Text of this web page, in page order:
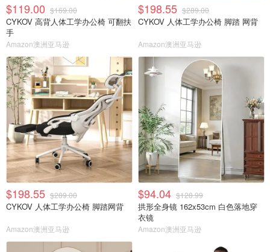
$119.00 $169.00
CYKOV 高背人体工学办公椅 可翻扶
手
Amazon澳洲亚马逊
$198.55 $289.00
CYKOV 人体工学办公椅 脚踏 网背
Amazon澳洲亚马逊
$198.55 $289.00
CYKOV 人体工学办公椅 脚踏网背
Amazon澳洲亚马逊
$94.04 $128.99
拱形全身镜 162x53cm 白色落地穿
衣镜
Amazon澳洲亚马逊